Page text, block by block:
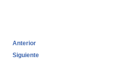
Anterior
Siguiente